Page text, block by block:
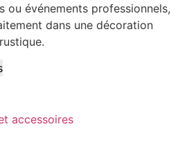
ou événements professionnels,
dans une décoration
accessoires